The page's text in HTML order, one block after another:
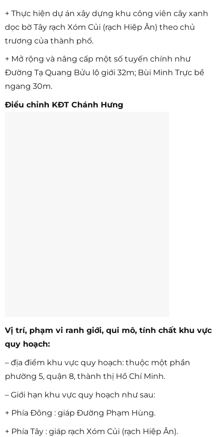
+ Thực hiện dự án xây dựng khu công viên cây xanh
dọc bờ Tây rạch Xóm Củi (rạch Hiệp Ân) theo chủ
trương của thành phố.
+ Mở rộng và nâng cấp một số tuyến chính như
Đường Tạ Quang Bửu lộ giới 32m; Bùi Minh Trực bề
ngang 30m.
Điều chỉnh KĐT Chánh Hưng
Vị trí, phạm vi ranh giới, qui mô, tính chất khu vực
quy hoạch:
– địa điểm khu vực quy hoạch: thuộc một phần
phường 5, quận 8, thành thị Hồ Chí Minh.
– Giới hạn khu vực quy hoạch như sau:
+ Phía Đông : giáp Đường Phạm Hùng.
+ Phía Tây : giáp rạch Xóm Củi (rạch Hiệp Ân).